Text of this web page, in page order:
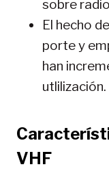
sobre
El hecho
porte y
han
utlilización.
VHF